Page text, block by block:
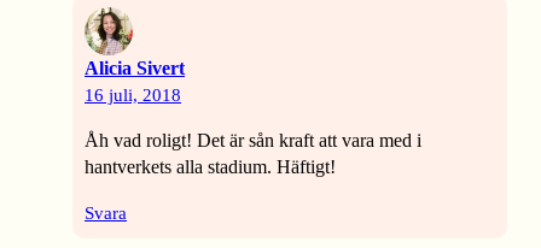
Alicia Sivert
16 juli, 2018
Åh vad roligt! Det är sån kraft att vara med i
hantverkets alla stadium. Häftigt!
Svara